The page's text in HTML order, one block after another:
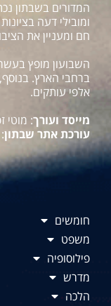
המדורים בשבתון
ומובילי דעה
חם ומעניין את
ברחבי הארץ.
אלפי עותקים.
מייסד ועורך: מוטי
עורכת אתר שבתון
חומשים
משפט
פילוסופיה
מדרש
הלכה